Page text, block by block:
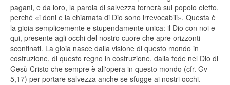
pagani, e da loro, la parola di salvezza tornerà sul popolo eletto,
perché «i doni e la chiamata di Dio sono irrevocabili». Questa è
la gioia semplicemente e stupendamente unica: il Dio con noi e
qui, presente agli occhi del nostro cuore che apre orizzonti
sconfinati. La gioia nasce dalla visione di questo mondo in
costruzione, di questo regno in costruzione, dalla fede nel Dio di
Gesù Cristo che sempre è all'opera in questo mondo (cfr. Gv
5,17) per portare salvezza anche se sfugge ai nostri occhi.